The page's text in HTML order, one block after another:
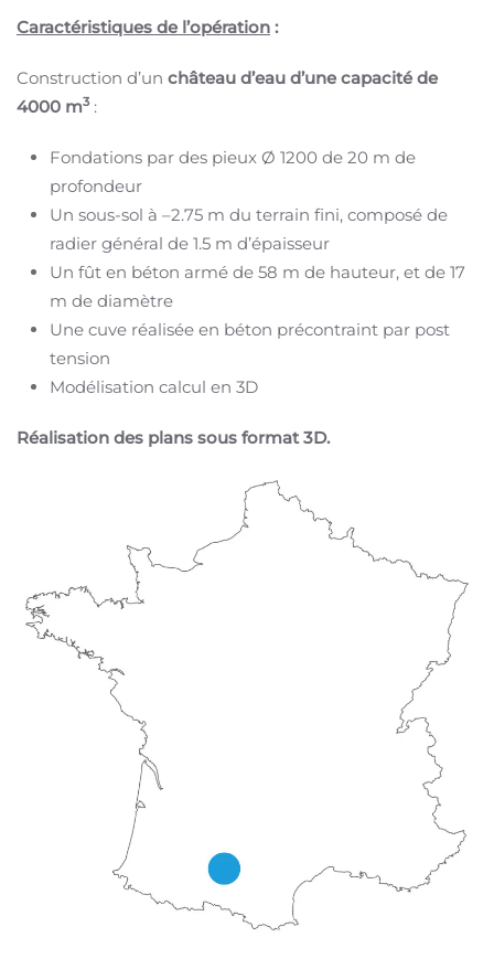
Caractéristiques de l’opération :
Construction d’un château d’eau d’une capacité de
4000 m3 :
Fondations par des pieux Ø 1200 de 20 m de
profondeur
Un sous-sol à –2.75 m du terrain fini, composé de
radier général de 1.5 m d’épaisseur
Un fût en béton armé de 58 m de hauteur, et de 17
m de diamètre
Une cuve réalisée en béton précontraint par post
tension
Modélisation calcul en 3D
Réalisation des plans sous format 3D.